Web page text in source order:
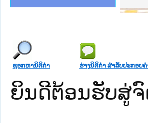
ຊາຊົນ ພາກເໜືອ
ການ
ກາງ
ກໃຕ້
ນຕຳຫຼວດປະຊາຊົນ
ສັນຕິບານປະຊາຊົນ
ກເໜືອ
ຊາຊົນ ພາກກາງ
ຊອກຫານິຕິກໍາ ຮ່າງນິຕິກໍາ ສໍາລັບປະກອບ
ຍິນດີຕ້ອນຮັບສູ່